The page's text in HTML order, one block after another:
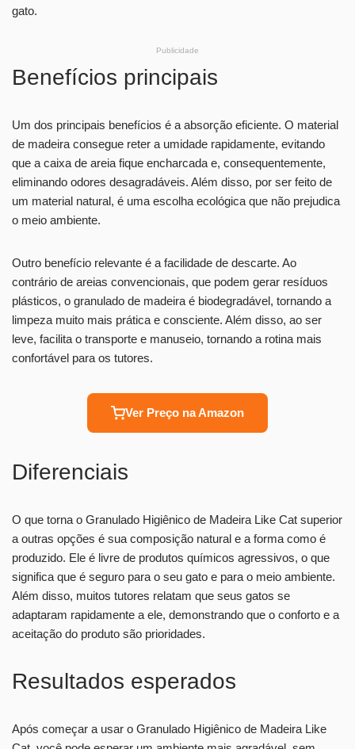
gato.
Publicidade
Benefícios principais
Um dos principais benefícios é a absorção eficiente. O material
de madeira consegue reter a umidade rapidamente, evitando
que a caixa de areia fique encharcada e, consequentemente,
eliminando odores desagradáveis. Além disso, por ser feito de
um material natural, é uma escolha ecológica que não prejudica
o meio ambiente.
Outro benefício relevante é a facilidade de descarte. Ao
contrário de areias convencionais, que podem gerar resíduos
plásticos, o granulado de madeira é biodegradável, tornando a
limpeza muito mais prática e consciente. Além disso, ao ser
leve, facilita o transporte e manuseio, tornando a rotina mais
confortável para os tutores.
Ver Preço na Amazon
Diferenciais
O que torna o Granulado Higiênico de Madeira Like Cat superior
a outras opções é sua composição natural e a forma como é
produzido. Ele é livre de produtos químicos agressivos, o que
significa que é seguro para o seu gato e para o meio ambiente.
Além disso, muitos tutores relatam que seus gatos se
adaptaram rapidamente a ele, demonstrando que o conforto e a
aceitação do produto são prioridades.
Resultados esperados
Após começar a usar o Granulado Higiênico de Madeira Like